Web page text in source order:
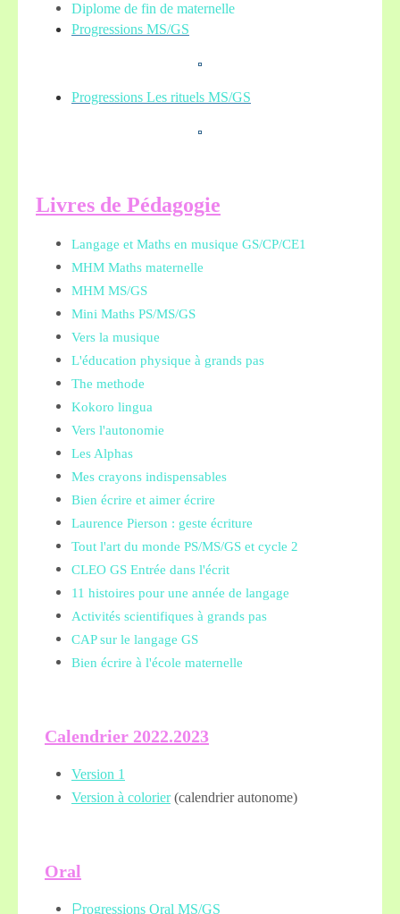
Diplome de fin de maternelle
Progressions MS/GS
Progressions Les rituels MS/GS
Livres de Pédagogie
Langage et Maths en musique GS/CP/CE1
MHM Maths maternelle
MHM MS/GS
Mini Maths PS/MS/GS
Vers la musique
L'éducation physique à grands pas
The methode
Kokoro lingua
Vers l'autonomie
Les Alphas
Mes crayons indispensables
Bien écrire et aimer écrire
Laurence Pierson : geste écriture
Tout l'art du monde PS/MS/GS et cycle 2
CLEO GS Entrée dans l'écrit
11 histoires pour une année de langage
Activités scientifiques à grands pas
CAP sur le langage GS
Bien écrire à l'école maternelle
Calendrier 2022.2023
Version 1
Version à colorier(calendrier autonome)
Oral
Progressions Oral MS/GS